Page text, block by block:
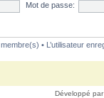
Mot de passe:
membre(s) • L’utilisateur
Développé